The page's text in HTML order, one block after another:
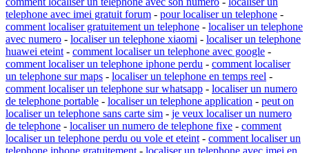
telephone avec imei gratuit forum - pour localiser un telephone -
comment localiser gratuitement un telephone - localiser un telephone
avec numero - localiser un telephone xiaomi - localiser un telephone
huawei eteint - comment localiser un telephone avec google -
comment localiser un telephone iphone perdu - comment localiser
un telephone sur maps - localiser un telephone en temps reel -
comment localiser un telephone sur whatsapp - localiser un numero
de telephone portable - localiser un telephone application - peut on
localiser un telephone sans carte sim - je veux localiser un numero
de telephone - localiser un numero de telephone fixe - comment
localiser un telephone perdu ou vole et eteint - comment localiser un
telephone iphone gratuitement - localiser un telephone avec imei en